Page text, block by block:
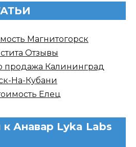
Магнитогорск
Отзывы
продажа Калининград
На-Кубани
Елец
Анавар Lyka Labs